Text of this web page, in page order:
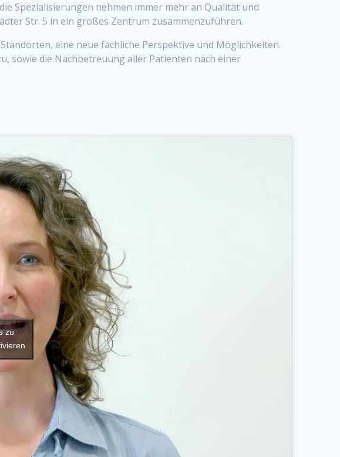
Spezialisierungen nehmen immer mehr an Qualität und
Str. 5 in ein großes Zentrum zusammenzuführen.
eine neue fachliche Perspektive und Möglichkeiten.
sowie die Nachbetreuung aller Patienten nach einer
zu